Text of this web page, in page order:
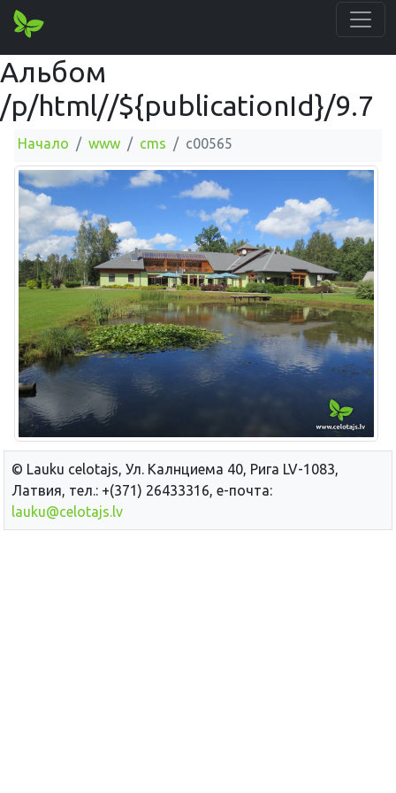
Альбом
/p/html//${publicationId}/9.7
Начало www cms c00565
© Lauku сelotajs, Ул. Калнциема 40, Рига LV-1083,
Латвия, тел.: +(371) 26433316, е-почта:
lauku@celotajs.lv